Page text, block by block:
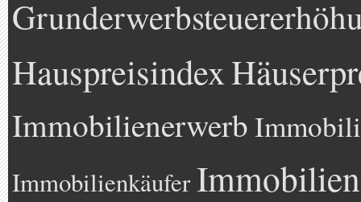
Hauspreisindex
Immobilienerwerb
Immobilienkäufer